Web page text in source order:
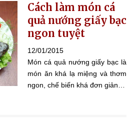
Cách làm món cá
quả nướng giấy bạc
ngon tuyệt
12/01/2015
Món cá quả nướng giấy bạc là
món ăn khá lạ miệng và thơm
ngon, chế biến khá đơn giản…